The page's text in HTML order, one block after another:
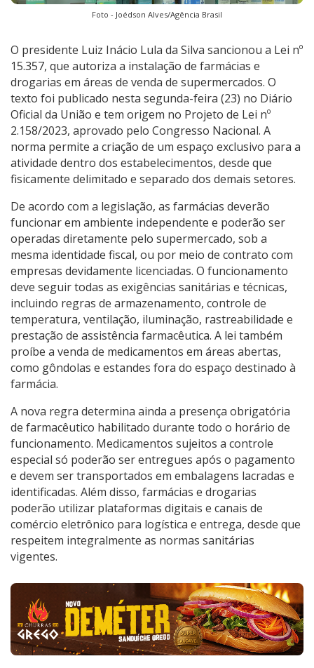
Foto - Joédson Alves/Agência Brasil
O presidente Luiz Inácio Lula da Silva sancionou a Lei nº
15.357, que autoriza a instalação de farmácias e
drogarias em áreas de venda de supermercados. O
texto foi publicado nesta segunda-feira (23) no Diário
Oficial da União e tem origem no Projeto de Lei nº
2.158/2023, aprovado pelo Congresso Nacional. A
norma permite a criação de um espaço exclusivo para a
atividade dentro dos estabelecimentos, desde que
fisicamente delimitado e separado dos demais setores.
De acordo com a legislação, as farmácias deverão
funcionar em ambiente independente e poderão ser
operadas diretamente pelo supermercado, sob a
mesma identidade fiscal, ou por meio de contrato com
empresas devidamente licenciadas. O funcionamento
deve seguir todas as exigências sanitárias e técnicas,
incluindo regras de armazenamento, controle de
temperatura, ventilação, iluminação, rastreabilidade e
prestação de assistência farmacêutica. A lei também
proíbe a venda de medicamentos em áreas abertas,
como gôndolas e estandes fora do espaço destinado à
farmácia.
A nova regra determina ainda a presença obrigatória
de farmacêutico habilitado durante todo o horário de
funcionamento. Medicamentos sujeitos a controle
especial só poderão ser entregues após o pagamento
e devem ser transportados em embalagens lacradas e
identificadas. Além disso, farmácias e drogarias
poderão utilizar plataformas digitais e canais de
comércio eletrônico para logística e entrega, desde que
respeitem integralmente as normas sanitárias
vigentes.